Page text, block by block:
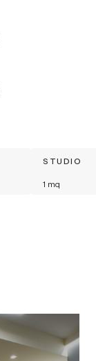
STUDIO
1 mq